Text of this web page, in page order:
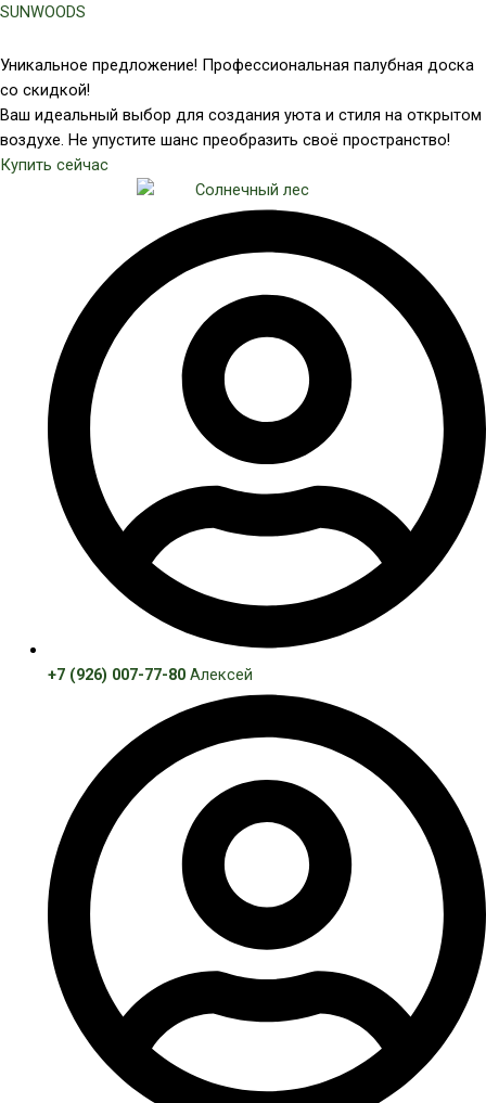
Перейти
содержимому
SUNWOODS
Уникальное предложение! Профессиональная палубная доска
со скидкой!
Ваш идеальный выбор для создания уюта и стиля на открытом
воздухе. Не упустите шанс преобразить своё пространство!
Купить сейчас
+7 (926) 007-77-80Алексей